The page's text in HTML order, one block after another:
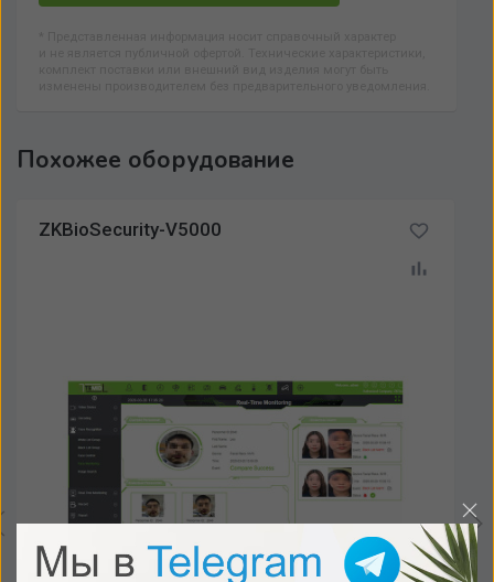
Похожее оборудование
ZKBioSecurity-V5000